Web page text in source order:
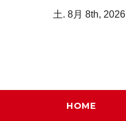
土. 8月 8th, 2026
HOME